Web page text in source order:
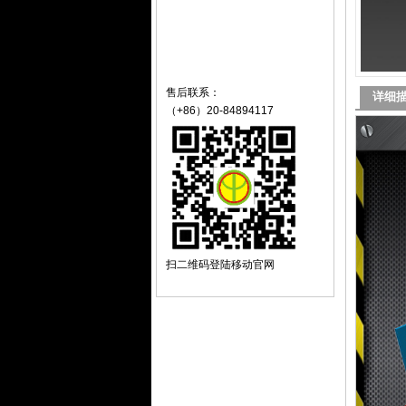
售后联系：
（+86）20-84894117
扫二维码登陆移动官网
详细